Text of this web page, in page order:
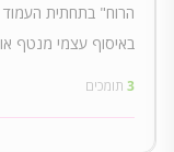
הרוח" בתחתית
באיסוף עצמי מנטף
3 תומכים